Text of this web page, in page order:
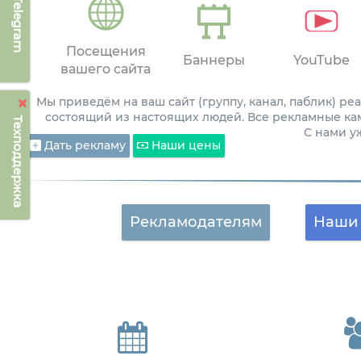
Telegram
Техподдержка
Посещения
вашего сайта
Баннеры YouTube
Мы приведём на ваш сайт (группу, канал, паблик)
состоящий из настоящих людей. Все рекламные
С нами
Дать рекламу
Наши цены
Рекламодателям Наши